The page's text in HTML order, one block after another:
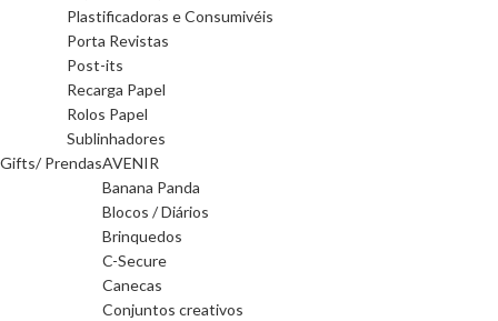
Plastificadoras e Consumivéis
Porta Revistas
Post-its
Recarga Papel
Rolos Papel
Sublinhadores
Gifts/ PrendasAVENIR
Banana Panda
Blocos / Diários
Brinquedos
C-Secure
Canecas
Conjuntos creativos